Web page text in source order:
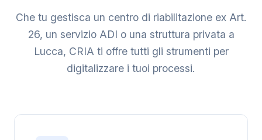
Che tu gestisca un centro di riabilitazione ex Art.
26, un servizio ADI o una struttura privata a
Lucca, CRIA ti offre tutti gli strumenti per
digitalizzare i tuoi processi.